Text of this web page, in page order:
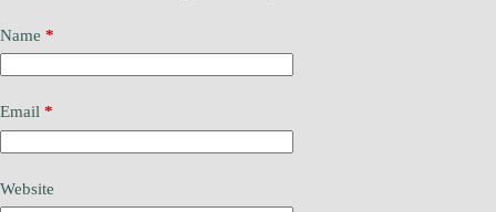
Name *
Email *
Website